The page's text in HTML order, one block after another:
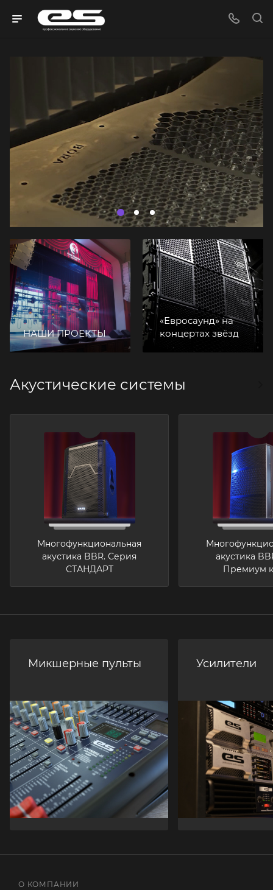
НАШИ ПРОЕКТЫ
«Евросаунд» на
концертах звёзд
Акустические системы
Многофункциональная
акустика BBR. Серия
СТАНДАРТ
акустика
Премиум
Микшерные пульты Усилители
О КОМПАНИИ